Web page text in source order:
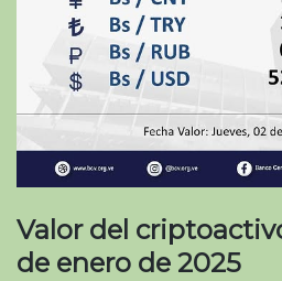
Valor del
de enero de 2025